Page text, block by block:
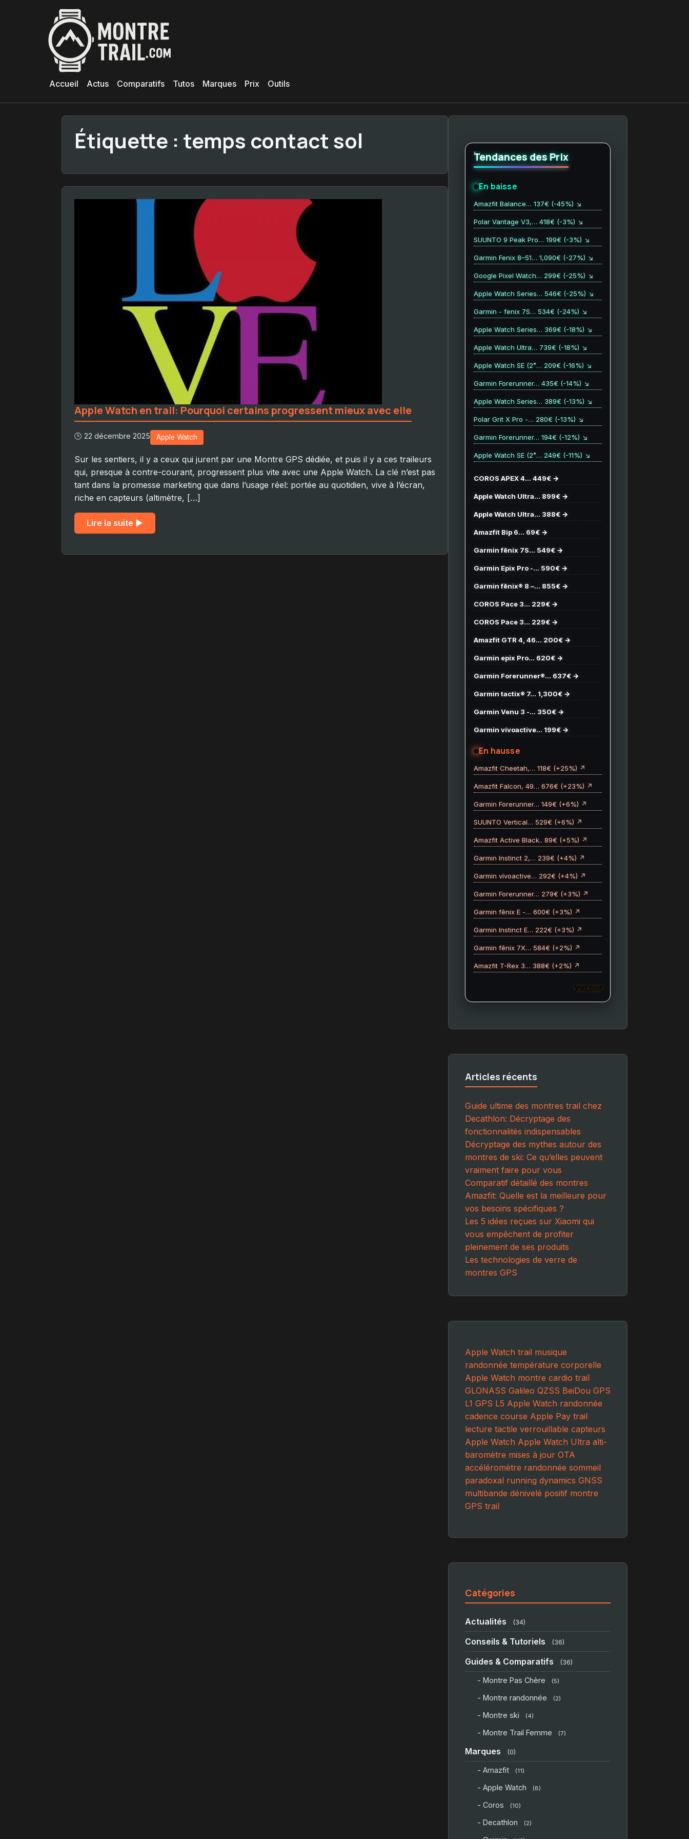
Accueil Actus Comparatifs Tutos Marques Prix Outils
Étiquette : temps contact sol
Apple Watch en trail: Pourquoi certains progressent mieux avec elle
🕒 22 décembre 2025 Apple Watch
Sur les sentiers, il y a ceux qui jurent par une Montre GPS dédiée, et puis il y a ces traileurs
qui, presque à contre-courant, progressent plus vite avec une Apple Watch. La clé n’est pas
tant dans la promesse marketing que dans l’usage réel: portée au quotidien, vive à l’écran,
riche en capteurs (altimètre, […]
Lire la suite ▶︎
Tendances des Prix
En baisse
Amazfit Balance… 137€ (-45%) ↘
Polar Vantage V3,… 418€ (-3%) ↘
SUUNTO 9 Peak Pro… 199€ (-3%) ↘
Garmin Fenix 8–51… 1,090€ (-27%) ↘
Google Pixel Watch… 299€ (-25%) ↘
Apple Watch Series… 546€ (-25%) ↘
Garmin - fenix 7S… 534€ (-24%) ↘
Apple Watch Series… 369€ (-18%) ↘
Apple Watch Ultra… 739€ (-18%) ↘
Apple Watch SE (2ᵉ… 209€ (-16%) ↘
Garmin Forerunner… 435€ (-14%) ↘
Apple Watch Series… 389€ (-13%) ↘
Polar Grit X Pro -… 280€ (-13%) ↘
Garmin Forerunner… 194€ (-12%) ↘
Apple Watch SE (2ᵉ… 249€ (-11%) ↘
COROS APEX 4… 449€ →
Apple Watch Ultra… 899€ →
Apple Watch Ultra… 388€ →
Amazfit Bip 6… 69€ →
Garmin fēnix 7S… 549€ →
Garmin Epix Pro -… 590€ →
Garmin fēnix® 8 –… 855€ →
COROS Pace 3… 229€ →
COROS Pace 3… 229€ →
Amazfit GTR 4, 46… 200€ →
Garmin epix Pro… 620€ →
Garmin Forerunner®… 637€ →
Garmin tactix® 7… 1,300€ →
Garmin Venu 3 -… 350€ →
Garmin vívoactive… 199€ →
En hausse
Amazfit Cheetah,… 118€ (+25%) ↗
Amazfit Falcon, 49… 676€ (+23%) ↗
Garmin Forerunner… 149€ (+6%) ↗
SUUNTO Vertical… 529€ (+6%) ↗
Amazfit Active Black.. 89€ (+5%) ↗
Garmin Instinct 2,… 239€ (+4%) ↗
Garmin vívoactive… 292€ (+4%) ↗
Garmin Forerunner… 279€ (+3%) ↗
Garmin fēnix E -… 600€ (+3%) ↗
Garmin Instinct E… 222€ (+3%) ↗
Garmin fēnix 7X… 584€ (+2%) ↗
Amazfit T-Rex 3… 388€ (+2%) ↗
Voir tout
Articles récents
Guide ultime des montres trail chez
Decathlon: Décryptage des
fonctionnalités indispensables
Décryptage des mythes autour des
montres de ski: Ce qu’elles peuvent
vraiment faire pour vous
Comparatif détaillé des montres
Amazfit: Quelle est la meilleure pour
vos besoins spécifiques ?
Les 5 idées reçues sur Xiaomi qui
vous empêchent de profiter
pleinement de ses produits
Les technologies de verre de
montres GPS
Apple Watch trail musique
randonnée température corporelle
Apple Watch montre cardio trail
GLONASS Galileo QZSS BeiDou GPS
L1 GPS L5 Apple Watch randonnée
cadence course Apple Pay trail
lecture tactile verrouillable capteurs
Apple Watch Apple Watch Ultra alti-
baromètre mises à jour OTA
accéléromètre randonnée sommeil
paradoxal running dynamics GNSS
multibande dénivelé positif montre
GPS trail
Catégories
Actualités (34)
Conseils & Tutoriels (36)
Guides & Comparatifs (36)
- Montre Pas Chère (5)
- Montre randonnée (2)
- Montre ski (4)
- Montre Trail Femme (7)
Marques (0)
- Amazfit (11)
- Apple Watch (8)
- Coros (10)
- Decathlon (2)